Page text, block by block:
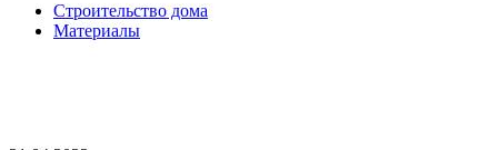
Строительство дома
Материалы